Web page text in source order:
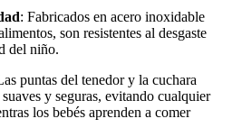
: Fabricados en acero inoxidable
son resistentes al desgaste
del niño.
puntas del tenedor y la cuchara
suaves y seguras, evitando cualquier
los bebés aprenden a comer